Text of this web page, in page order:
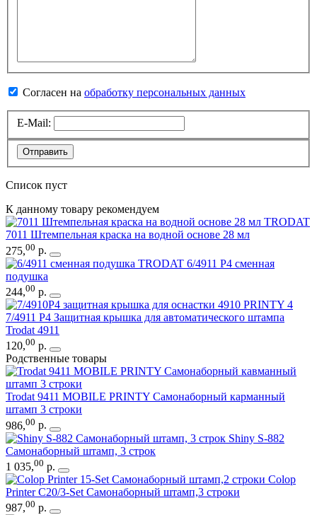
Согласен на обработку персональных данных
E-Mail:
Отправить
Список пуст
К данному товару рекомендуем
TRODAT
7011 Штемпельная краска на водной основе 28 мл
275,00 р.
TRODAT 6/4911 P4 сменная
подушка
244,00 р.
7/4911 P4 Защитная крышка для автоматического штампа
Trodat 4911
120,00 р.
Родственные товары
Trodat 9411 MOBILE PRINTY Самонаборный карманный
штамп 3 строки
986,00 р.
Shiny S-882
Самонаборный штамп, 3 строк
1 035,00 р.
Colop
Printer С20/3-Set Самонаборный штамп,3 строки
987,00 р.